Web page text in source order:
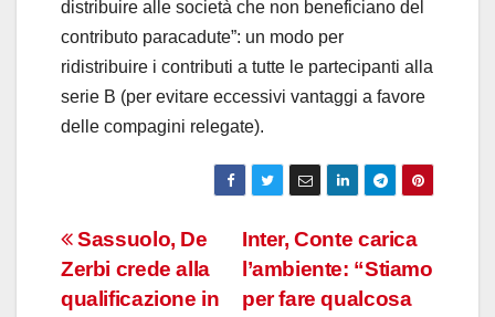
distribuire alle società che non beneficiano del
contributo paracadute”: un modo per
ridistribuire i contributi a tutte le partecipanti alla
serie B (per evitare eccessivi vantaggi a favore
delle compagini relegate).
Navigazione
articoli
Inter, Conte carica
l’ambiente: “Stiamo
per fare qualcosa
Sassuolo, De
Zerbi crede alla
qualificazione in